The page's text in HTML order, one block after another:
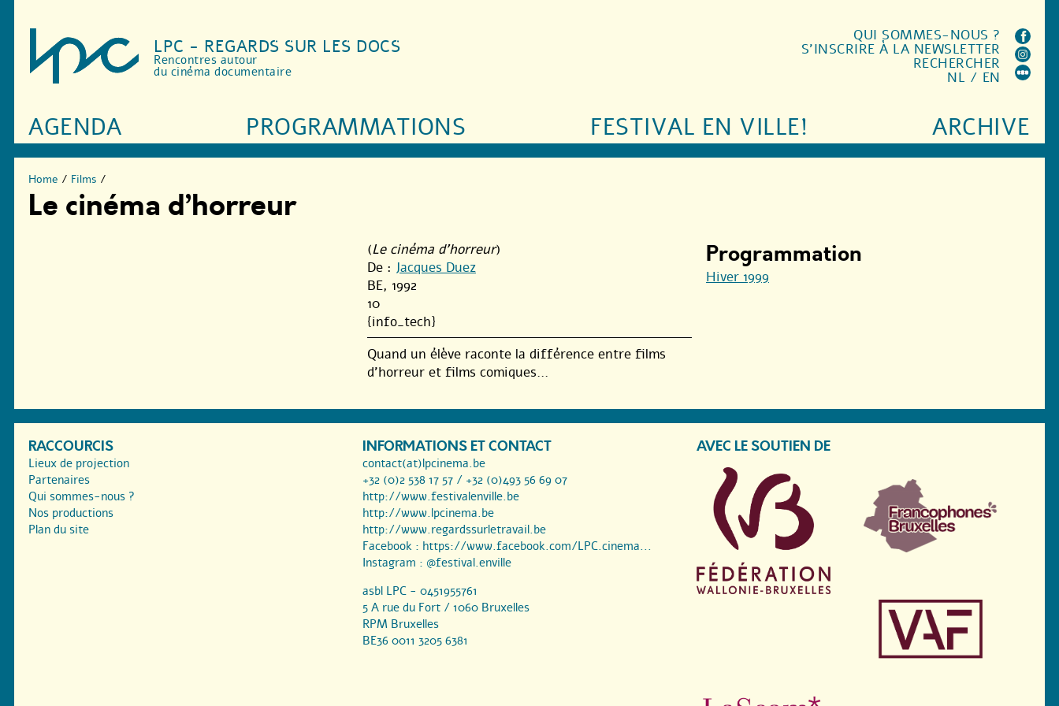
LPC - REGARDS SUR LES DOCS
Rencontres autour
du cinéma documentaire
AGENDA PROGRAMMATIONS FESTIVAL EN VILLE! ARCHIVE
QUI SOMMES-NOUS ?
S'INSCRIRE À LA NEWSLETTER
RECHERCHER
NL / EN
Home / Films /
Le cinéma d’horreur
(Le cinéma d'horreur)
De : Jacques Duez
BE, 1992
10
{info_tech}
Quand un élève raconte la différence entre films
d’horreur et films comiques...
Programmation
Hiver 1999
RACCOURCIS
Lieux de projection
Partenaires
Qui sommes-nous ?
Nos productions
Plan du site
INFORMATIONS ET CONTACT
contact(at)lpcinema.be
+32 (0)2 538 17 57 / +32 (0)493 56 69 07
http://www.festivalenville.be
http://www.lpcinema.be
http://www.regardssurletravail.be
Facebook : https://www.facebook.com/LPC.cinema...
Instagram : @festival.enville
asbl LPC - 0451955761
5 A rue du Fort / 1060 Bruxelles
RPM Bruxelles
BE36 0011 3205 6381
AVEC LE SOUTIEN DE